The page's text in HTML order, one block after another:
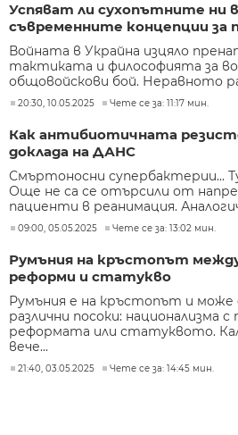
Успяват ли сухопътните ни
съвременните концепции за
Войната в Украйна изцяло
тактиката и философията за
общовойскови бой. Неравното
20:30, 10.05.2025 Чете се за: 11:17 мин.
Как антибиотичната
доклада на ДАНС
Смъртоносни супербактерии...
Още не са се отърсили от
пациенти в реанимация.
09:00, 05.05.2025 Чете се за: 13:02 мин.
Румъния на кръстопът
реформи и статукво
Румъния е на кръстопът и
различни посоки: национализма
реформата или статуквото.
вече...
21:40, 03.05.2025 Чете се за: 14:45 мин.